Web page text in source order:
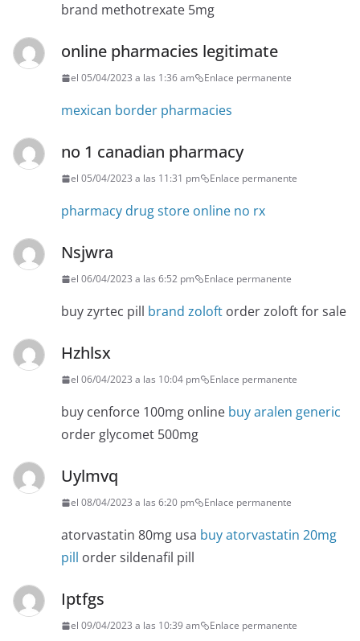
brand methotrexate 5mg
online pharmacies legitimate
el 05/04/2023 a las 1:36 am Enlace permanente
mexican border pharmacies
no 1 canadian pharmacy
el 05/04/2023 a las 11:31 pm Enlace permanente
pharmacy drug store online no rx
Nsjwra
el 06/04/2023 a las 6:52 pm Enlace permanente
buy zyrtec pill brand zoloft order zoloft for sale
Hzhlsx
el 06/04/2023 a las 10:04 pm Enlace permanente
buy cenforce 100mg online buy aralen generic
order glycomet 500mg
Uylmvq
el 08/04/2023 a las 6:20 pm Enlace permanente
atorvastatin 80mg usa buy atorvastatin 20mg
pill order sildenafil pill
Iptfgs
el 09/04/2023 a las 10:39 am Enlace permanente